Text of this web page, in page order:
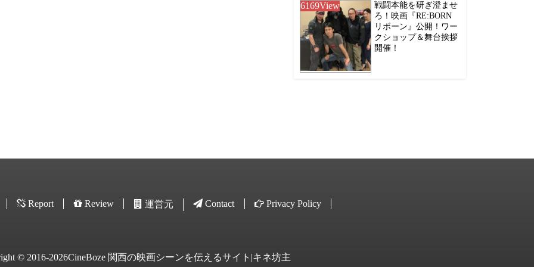
6169View
戦闘本能を研ぎ澄ませ
ろ！映画『RE:BORN
リボーン』公開！ワー
クショップ＆舞台挨拶
開催！
Report Review 運営元 Contact Privacy Policy
© 2016-2026CineBoze 関西の映画シーンを伝えるサイト|キネ坊主